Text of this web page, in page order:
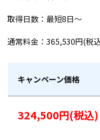
取得日数：最短8日～
通常料金：365,530円(税
キャンペーン価格
324,500円(税込)